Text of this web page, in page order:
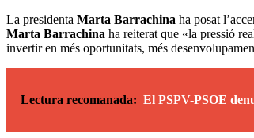
La presidenta Marta Barrachina ha posat
Marta Barrachina ha reiterat que «la pressió
invertir en més oportunitats, més
Lectura recomanada: El PSPV-PSOE